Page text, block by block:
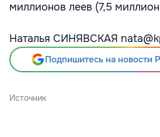
миллионов леев (7,5
Наталья СИНЯВСКАЯ
Подпишитесь на новости
Источник